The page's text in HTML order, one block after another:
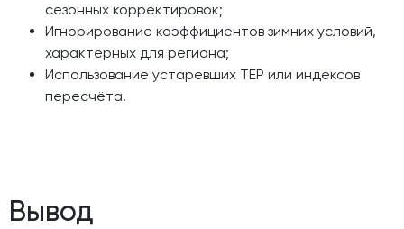
сезонных корректировок;
Игнорирование коэффициентов зимних условий,
характерных для региона;
Использование устаревших ТЕР или индексов
пересчёта.
Вывод